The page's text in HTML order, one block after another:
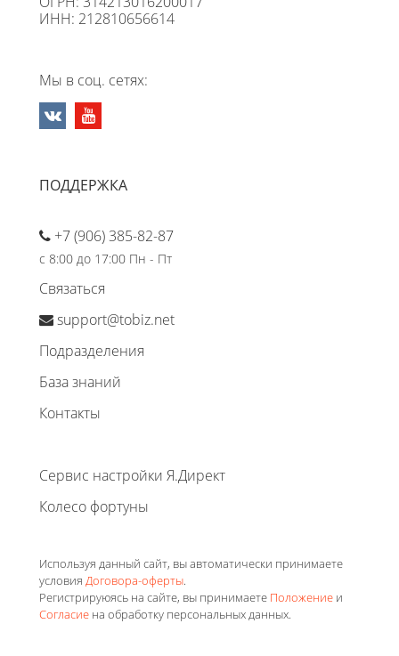
ИНН: 212810656614
Мы в соц. сетях:
ПОДДЕРЖКА
+7 (906) 385-82-87
с 8:00 до 17:00 Пн - Пт
Связаться
support@tobiz.net
Подразделения
База знаний
Контакты
Сервис настройки Я.Директ
Колесо фортуны
Используя данный сайт, вы автоматически принимаете
условия Договора-оферты.
Регистрируюясь на сайте, вы принимаете Положение и
Согласие на обработку персональных данных.